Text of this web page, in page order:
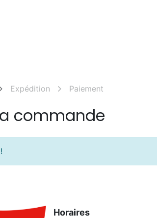
Expédition Paiement
commande
Horaires